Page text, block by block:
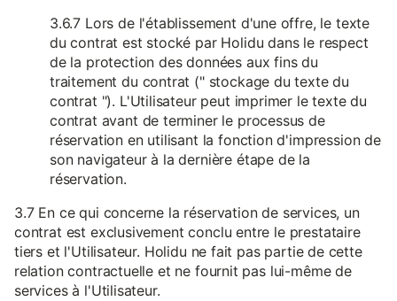
3.6.7 Lors de l'établissement d'une offre, le texte
du contrat est stocké par Holidu dans le respect
de la protection des données aux fins du
traitement du contrat (" stockage du texte du
contrat "). L'Utilisateur peut imprimer le texte du
contrat avant de terminer le processus de
réservation en utilisant la fonction d'impression de
son navigateur à la dernière étape de la
réservation.
3.7 En ce qui concerne la réservation de services, un
contrat est exclusivement conclu entre le prestataire
tiers et l'Utilisateur. Holidu ne fait pas partie de cette
relation contractuelle et ne fournit pas lui-même de
services à l'Utilisateur.